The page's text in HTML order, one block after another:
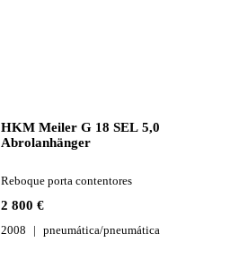
HKM Meiler G 18 SEL 5,0
Abrolanhänger
2 800 €
Reboque porta contentores
2008 pneumática/pneumática